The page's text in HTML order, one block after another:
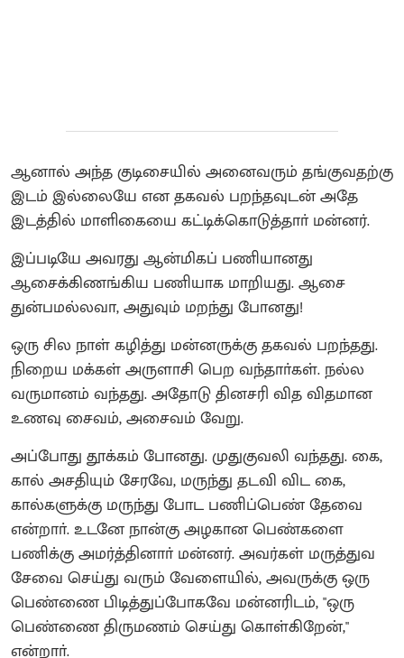
ஆனால் அந்த குடிசையில் அனைவரும் தங்குவதற்கு
இடம் இல்லையே என தகவல் பறந்தவுடன் அதே
இடத்தில் மாளிகையை கட்டிக்கொடுத்தாா் மன்னர்.
இப்படியே அவரது ஆன்மிகப் பணியானது
ஆசைக்கிணங்கிய பணியாக மாறியது. ஆசை
துன்பமல்லவா, அதுவும் மறந்து போனது!
ஒரு சில நாள் கழித்து மன்னருக்கு தகவல் பறந்தது.
நிறைய மக்கள் அருளாசி பெற வந்தாா்கள். நல்ல
வருமானம் வந்தது. அதோடு தினசரி வித விதமான
உணவு சைவம், அசைவம் வேறு.
அப்போது தூக்கம் போனது. முதுகுவலி வந்தது. கை,
கால் அசதியும் சேரவே, மருந்து தடவி விட கை,
கால்களுக்கு மருந்து போட பணிப்பெண் தேவை
என்றாா். உடனே நான்கு அழகான பெண்களை
பணிக்கு அமர்த்தினாா் மன்னர். அவர்கள் மருத்துவ
சேவை செய்து வரும் வேளையில், அவருக்கு ஒரு
பெண்ணை பிடித்துப்போகவே மன்னரிடம், "ஒரு
பெண்ணை திருமணம் செய்து கொள்கிறேன்,"
என்றாா்.